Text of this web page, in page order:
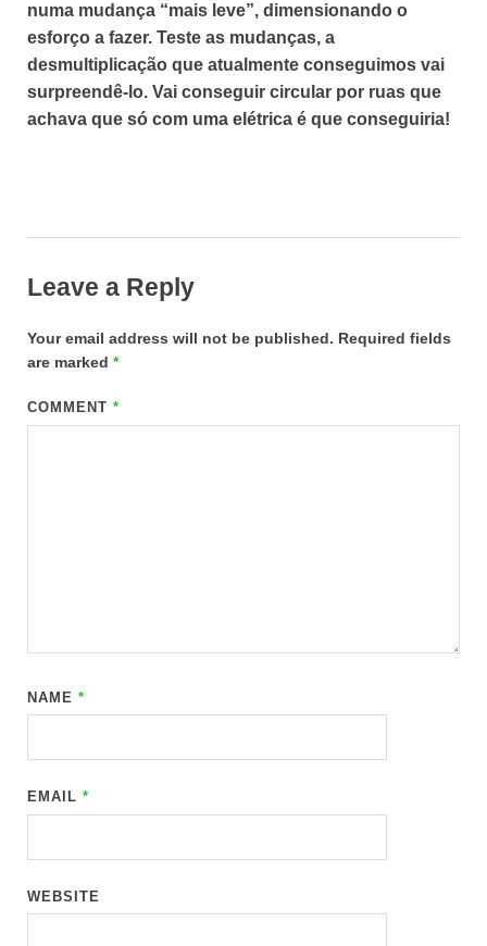
numa mudança “mais leve”, dimensionando o
esforço a fazer. Teste as mudanças, a
desmultiplicação que atualmente conseguimos vai
surpreendê-lo. Vai conseguir circular por ruas que
achava que só com uma elétrica é que conseguiria!
Leave a Reply
Your email address will not be published. Required fields
are marked *
COMMENT*
NAME*
EMAIL*
WEBSITE